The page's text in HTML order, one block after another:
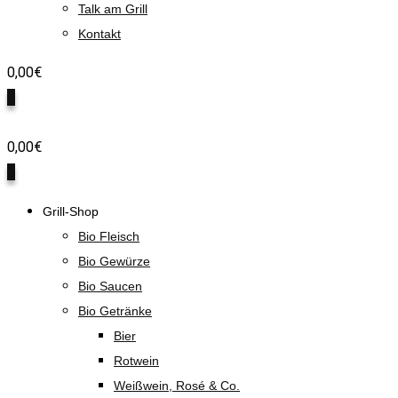
Talk am Grill
Kontakt
0,00€
0,00€
Grill-Shop
Bio Fleisch
Bio Gewürze
Bio Saucen
Bio Getränke
Bier
Rotwein
Weißwein, Rosé & Co.